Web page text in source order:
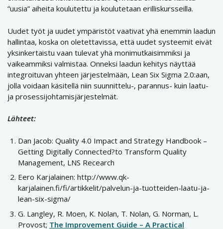
”uusia” aiheita koulutettu ja koulutetaan erilliskursseilla.
Uudet työt ja uudet ympäristöt vaativat yhä enemmin laadun
hallintaa, koska on oletettavissa, että uudet systeemit eivät
yksinkertaistu vaan tulevat yhä monimutkaisimmiksi ja
vaikeammiksi valmistaa. Onneksi laadun kehitys näyttää
integroituvan yhteen järjestelmään, Lean Six Sigma 2.0:aan,
jolla voidaan käsitellä niin suunnittelu-, parannus- kuin laatu-
ja prosessijohtamisjärjestelmät.
Lähteet:
Dan Jacob: Quality 4.0 Impact and Strategy Handbook –
Getting Digitally Connected?to Transform Quality
Management, LNS Recearch
Eero Karjalainen: http://www.qk-
karjalainen.fi/fi/artikkelit/palvelun-ja-tuotteiden-laatu-ja-
lean-six-sigma/
G. Langley, R. Moen, K. Nolan, T. Nolan, G. Norman, L.
Provost; The Improvement Guide – A Practical